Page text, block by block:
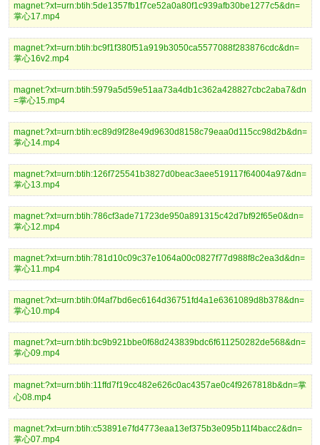
magnet:?xt=urn:btih:5de1357fb1f7ce52a0a80f1c939afb30be1277c5&dn=
掌心17.mp4
magnet:?xt=urn:btih:bc9f1f380f51a919b3050ca5577088f283876cdc&dn=
掌心16v2.mp4
magnet:?xt=urn:btih:5979a5d59e51aa73a4db1c362a428827cbc2aba7&dn
=掌心15.mp4
magnet:?xt=urn:btih:ec89d9f28e49d9630d8158c79eaa0d115cc98d2b&dn=
掌心14.mp4
magnet:?xt=urn:btih:126f725541b3827d0beac3aee519117f64004a97&dn=
掌心13.mp4
magnet:?xt=urn:btih:786cf3ade71723de950a891315c42d7bf92f65e0&dn=
掌心12.mp4
magnet:?xt=urn:btih:781d10c09c37e1064a00c0827f77d988f8c2ea3d&dn=
掌心11.mp4
magnet:?xt=urn:btih:0f4af7bd6ec6164d36751fd4a1e6361089d8b378&dn=
掌心10.mp4
magnet:?xt=urn:btih:bc9b921bbe0f68d243839bdc6f611250282de568&dn=
掌心09.mp4
magnet:?xt=urn:btih:11ffd7f19cc482e626c0ac4357ae0c4f9267818b&dn=掌
心08.mp4
magnet:?xt=urn:btih:c53891e7fd4773eaa13ef375b3e095b11f4bacc2&dn=
掌心07.mp4